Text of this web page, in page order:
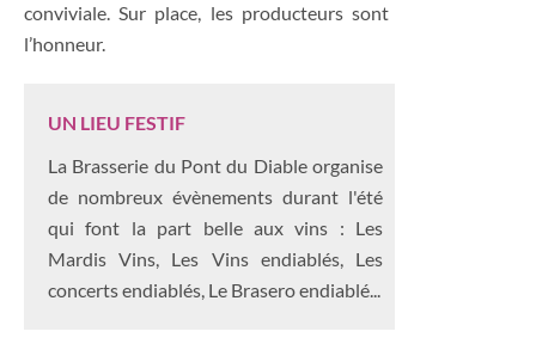
conviviale. Sur place, les producteurs sont à
l’honneur.
UN LIEU FESTIF
La Brasserie du Pont du Diable organise
de nombreux évènements durant l'été
qui font la part belle aux vins : Les
Mardis Vins, Les Vins endiablés, Les
concerts endiablés, Le Brasero endiablé...